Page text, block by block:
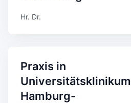
Hr. Dr.
Praxis in
Universitätsklinikum
Hamburg-